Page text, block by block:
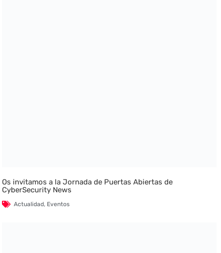
Os invitamos a la Jornada de Puertas Abiertas de
CyberSecurity News
Actualidad, Eventos